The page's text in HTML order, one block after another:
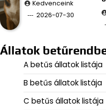
Kedvenceink
2026-07-30
Állatok
A betűs állatok listája
B betűs állatok listája
C betűs állatok listája